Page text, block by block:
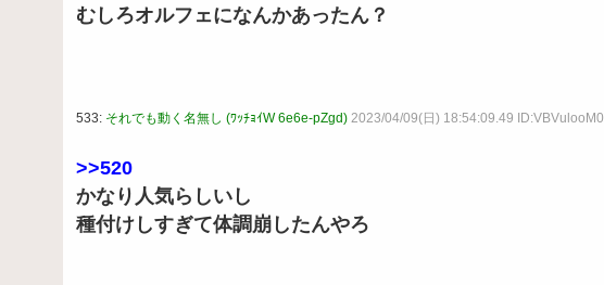
むしろオルフェになんかあったん？
533: それでも動く名無し (ﾜｯﾁｮｲW 6e6e-pZgd) 2023/04/09(日) 18:54:09.49 ID:VBVulooM0
>>520
かなり人気らしいし
種付けしすぎて体調崩したんやろ